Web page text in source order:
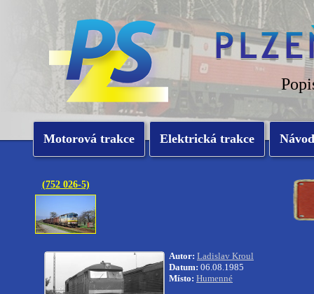
Motorová trakce Elektrická trakce
(752 026-5)
Autor: Ladislav Kroul
Datum: 06.08.1985
Místo: Humenné